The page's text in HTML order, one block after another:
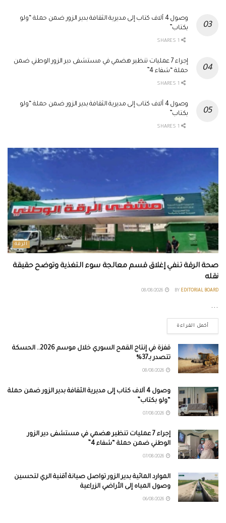
وصول 4 آلاف كتاب إلى مديرية الثقافة بدير الزور ضمن حملة “ولو
بكتاب”
إجراء 7 عمليات تنظير هضمي في مستشفى دير الزور الوطني ضمن
حملة “شفاء 4”
وصول 4 آلاف كتاب إلى مديرية الثقافة بدير الزور ضمن حملة “ولو
بكتاب”
الرقة
صحة الرقة تنفي إغلاق قسم معالجة سوء التغذية وتوضح حقيقة
نقله
BY EDITORIAL BOARD
...
أكمل القراءة
قفزة في إنتاج القمح السوري خلال موسم 2026.. الحسكة
تتصدر بـ37%
وصول 4 آلاف كتاب إلى مديرية الثقافة بدير الزور ضمن حملة
“ولو بكتاب”
إجراء 7 عمليات تنظير هضمي في مستشفى دير الزور
الوطني ضمن حملة “شفاء 4”
الموارد المائية بدير الزور تواصل صيانة أقنية الري لتحسين
وصول المياه إلى الأراضي الزراعية